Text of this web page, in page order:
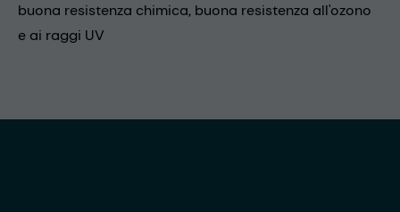
buona resistenza chimica, buona resistenza all'ozono
e ai raggi UV